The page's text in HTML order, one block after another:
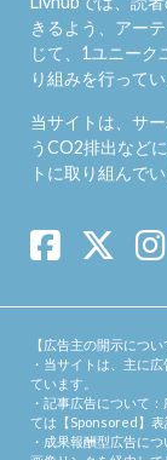
きるよう、アー
じて、1ユニーク
り組みを行ってい
当サイトは、サ
うCO2排出など
トに取り組んで
【広告主の開示につい
・当サイトは、主に
ています。
・記事広告について
ては【Sponsored】表
・成果報酬型広告に